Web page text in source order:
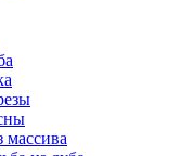
массива